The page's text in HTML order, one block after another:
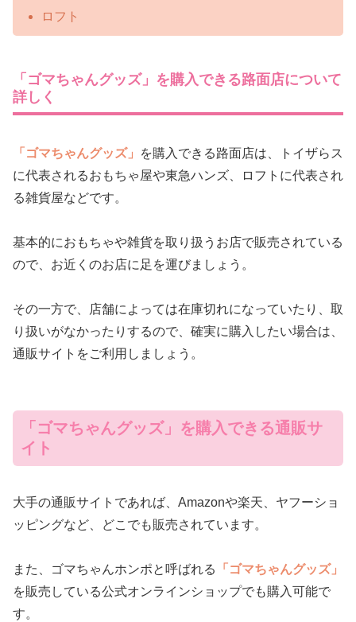
ロフト
「ゴマちゃんグッズ」を購入できる路面店について
詳しく
「ゴマちゃんグッズ」
を購入できる路面店は、トイザらス
に代表されるおもちゃ屋や東急ハンズ、ロフトに代表され
る雑貨屋などです。
基本的におもちゃや雑貨を取り扱うお店で販売されている
ので、お近くのお店に足を運びましょう。
その一方で、店舗によっては在庫切れになっていたり、取
り扱いがなかったりするので、確実に購入したい場合は、
通販サイトをご利用しましょう。
「ゴマちゃんグッズ」を購入できる通販サ
イト
大手の通販サイトであれば、Amazonや楽天、ヤフーショ
ッピングなど、どこでも販売されています。
また、ゴマちゃんホンポと呼ばれる
「ゴマちゃんグッズ」
を販売している公式オンラインショップでも購入可能で
す。